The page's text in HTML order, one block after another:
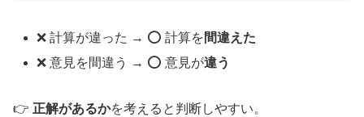
❌ 計算が違った → ⭕ 計算を間違えた
❌ 意見を間違う → ⭕ 意見が違う
👉 正解があるかを考えると判断しやすい。